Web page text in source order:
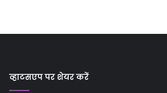
व्हाटसएप पर शेयर करें